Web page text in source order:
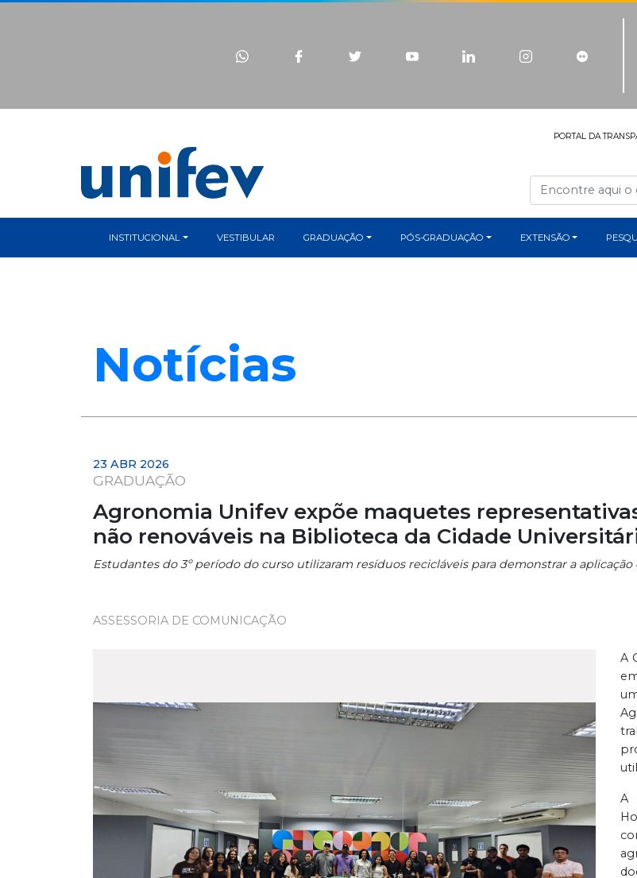
PORTAL DA
INSTITUCIONAL VESTIBULAR GRADUAÇÃO PÓS-GRADUAÇÃO EXTENSÃO
Notícias
23 ABR 2026
GRADUAÇÃO
Agronomia Unifev expõe maquetes
não renováveis na Biblioteca da Cidade
Estudantes do 3º período do curso utilizaram resíduos recicláveis para demonstrar a
ASSESSORIA DE COMUNICAÇÃO
A
A